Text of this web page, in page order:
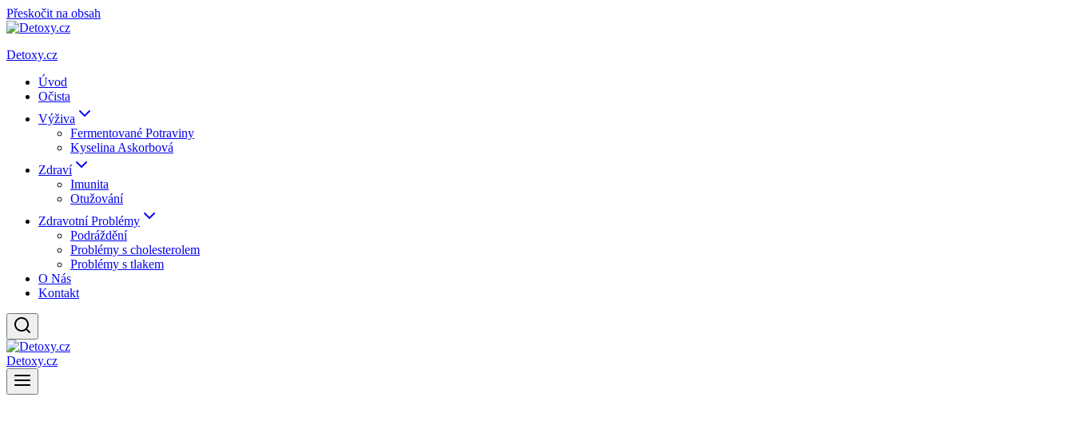
Přeskočit na obsah
Detoxy.cz
Úvod
Očista
Výživa
Fermentované Potraviny
Kyselina Askorbová
Zdraví
Imunita
Otužování
Zdravotní Problémy
Podráždění
Problémy s cholesterolem
Problémy s tlakem
O Nás
Kontakt
Detoxy.cz